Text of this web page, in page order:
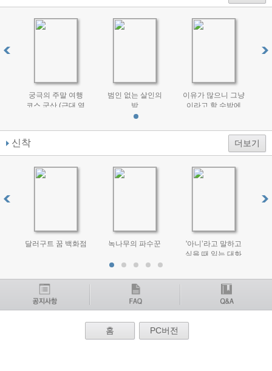
궁극의 주말 여행
코스 군산 (근대 역
범인 없는 살인의
밤
이유가 많으니 그냥
이라고 할 수밖에
신착 더보기
달러구트 꿈 백화점 녹나무의 파수꾼
'아니’라고 말하고
싶을 때 읽는 대화
홈 PC버전